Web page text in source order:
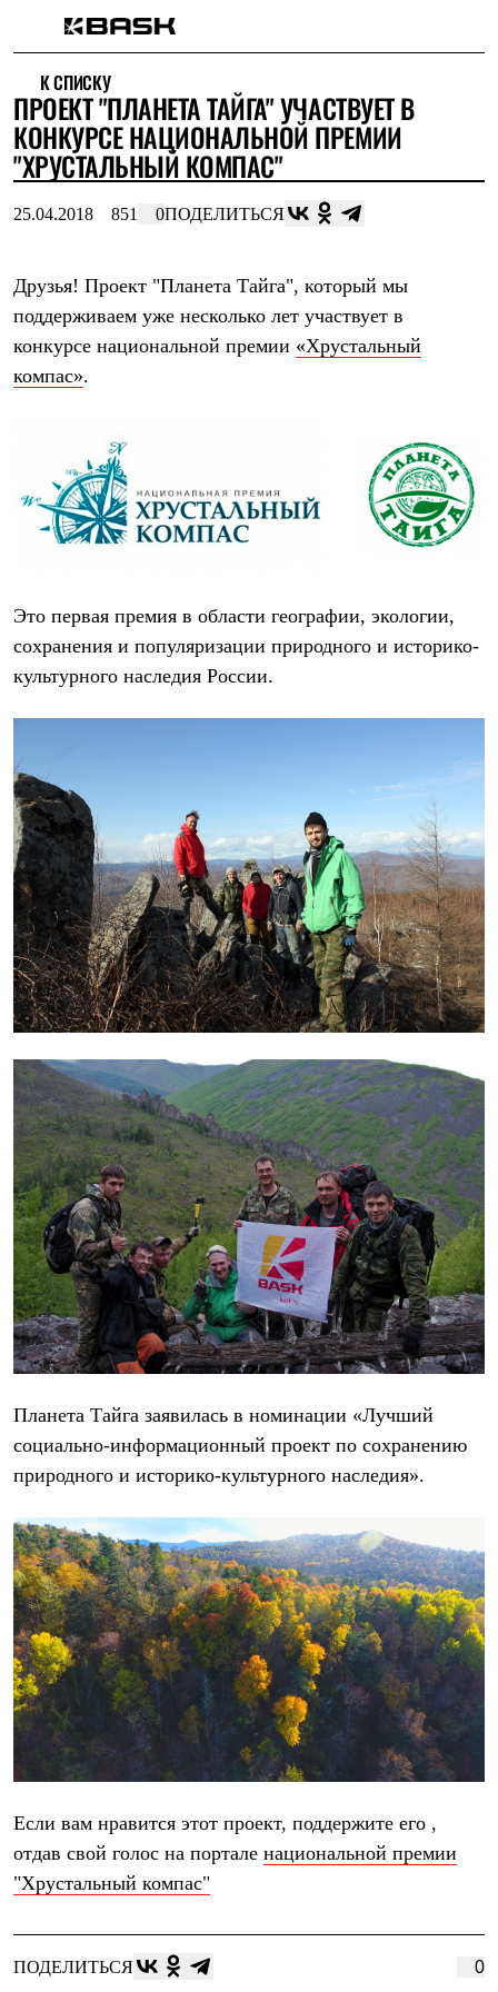
Интернет-магазин
Мужская одежда
Утепленная пухом
Куртки
Брюки
Комбинезоны
Штормовая одежда
Куртки
Софтшелл одежда
Куртки
Жилеты
Термобелье
Теплое термобелье
Среднее термобелье
Футболки
Рубашки
Толстовки
Брюки
Женская одежда
Куртки
Брюки
Жилеты
Утепленная синтетикой
Куртки
Брюки
Штормовая одежда
Куртки
Софтшелл одежда
Куртки
Брюки
Лёгкая одежда
Рубашки
Футболки
Толстовки
Брюки
Термобелье
Теплое термобелье
Среднее термобелье
Легкое термобелье
Флисовая одежда
Куртки
Брюки
Детская одежда
Утепленная пухом
Комбинезоны
Куртки
Брюки
Утепленная синтетикой
Комбинезоны
Брюки
Футболки
Толстовки
Софтшелл одежда
Куртки
Флисовая одежда
Куртки
Брюки
Жилеты
Комбинезоны
Термобелье
Комплект термобелья
Снаряжение
Палатки и тенты
Палатки
Рюкзаки
Экспедиционные
Легкоходные
Альпинистские
Городские
Пуховые
К СПИСКУ
ПРОЕКТ "ПЛАНЕТА ТАЙГА" УЧАСТВУЕТ В
КОНКУРСЕ НАЦИОНАЛЬНОЙ ПРЕМИИ
"ХРУСТАЛЬНЫЙ КОМПАС"
25.04.2018 851 0ПОДЕЛИТЬСЯ
Друзья! Проект "Планета Тайга", который мы
поддерживаем уже несколько лет участвует в
конкурсе национальной премии «Хрустальный
компас».
Это первая премия в области географии, экологии,
сохранения и популяризации природного и историко-
культурного наследия России.
Планета Тайга заявилась в номинации «Лучший
социально-информационный проект по сохранению
природного и историко-культурного наследия».
Если вам нравится этот проект, поддержите его ,
отдав свой голос на портале национальной премии
"Хрустальный компас"
ПОДЕЛИТЬСЯ 0